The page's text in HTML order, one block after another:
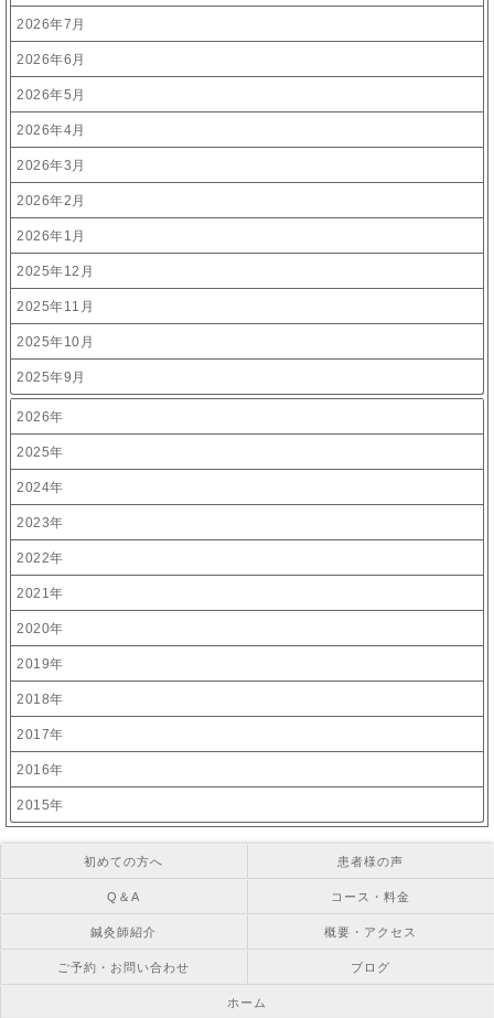
2026年7月
2026年6月
2026年5月
2026年4月
2026年3月
2026年2月
2026年1月
2025年12月
2025年11月
2025年10月
2025年9月
2026年
2025年
2024年
2023年
2022年
2021年
2020年
2019年
2018年
2017年
2016年
2015年
初めての方へ 患者様の声
Q＆A コース・料金
鍼灸師紹介 概要・アクセス
ご予約・お問い合わせ ブログ
ホーム